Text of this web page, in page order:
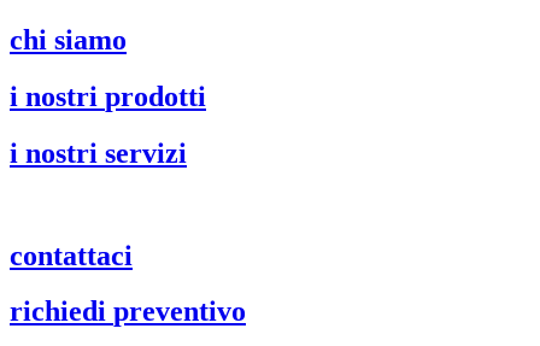
Vai
al
chi siamo
i nostri prodotti
i nostri servizi
contattaci
richiedi preventivo